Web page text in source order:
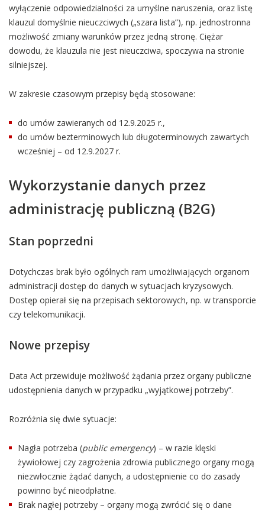
wyłączenie odpowiedzialności za umyślne naruszenia, oraz listę
klauzul domyślnie nieuczciwych („szara lista”), np. jednostronna
możliwość zmiany warunków przez jedną stronę. Ciężar
dowodu, że klauzula nie jest nieuczciwa, spoczywa na stronie
silniejszej.
W zakresie czasowym przepisy będą stosowane:
do umów zawieranych od 12.9.2025 r.,
do umów bezterminowych lub długoterminowych zawartych
wcześniej – od 12.9.2027 r.
Wykorzystanie danych przez
administrację publiczną (B2G)
Stan poprzedni
Dotychczas brak było ogólnych ram umożliwiających organom
administracji dostęp do danych w sytuacjach kryzysowych.
Dostęp opierał się na przepisach sektorowych, np. w transporcie
czy telekomunikacji.
Nowe przepisy
Data Act przewiduje możliwość żądania przez organy publiczne
udostępnienia danych w przypadku „wyjątkowej potrzeby”.
Rozróżnia się dwie sytuacje:
Nagła potrzeba (public emergency) – w razie klęski
żywiołowej czy zagrożenia zdrowia publicznego organy mogą
niezwłocznie żądać danych, a udostępnienie co do zasady
powinno być nieodpłatne.
Brak nagłej potrzeby – organy mogą zwrócić się o dane